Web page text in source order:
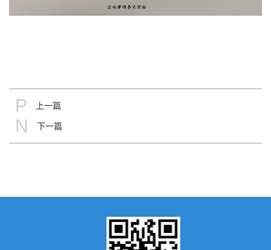
P 上一篇
N 下一篇